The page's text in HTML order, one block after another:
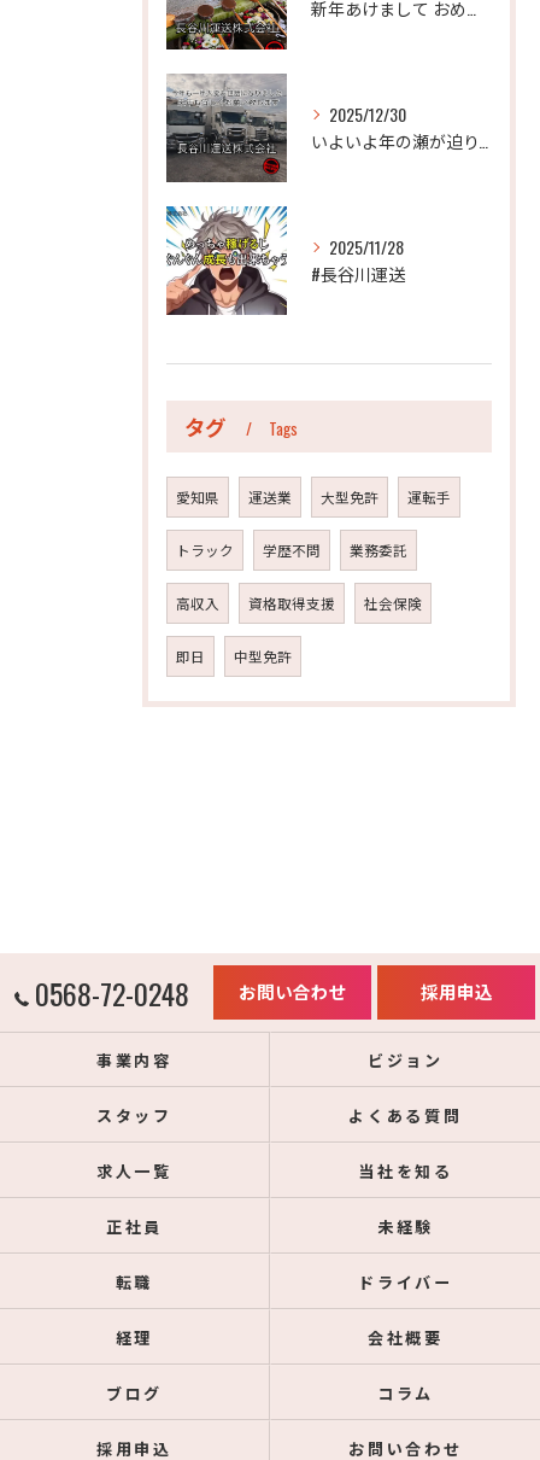
2025/12/30
2025/11/28
#長谷川運送
タグ Tags
愛知県 運送業 大型免許 運転手
トラック 学歴不問 業務委託
高収入 資格取得支援 社会保険
即日 中型免許
0568-72-0248 お問い合わせ 採用申込
事業内容 ビジョン
スタッフ よくある質問
求人一覧 当社を知る
正社員 未経験
転職 ドライバー
経理 会社概要
ブログ コラム
採用申込 お問い合わせ